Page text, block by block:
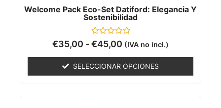
Welcome Pack Eco-Set Datiford: Elegancia Y
Sostenibilidad
Valorado
con
5
€35,00 -€45,00 (IVA no incl.)
SELECCIONAR OPCIONES